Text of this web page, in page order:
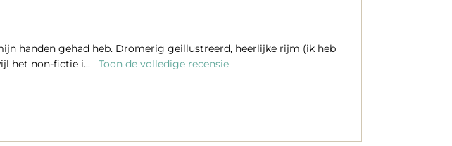
handen gehad heb. Dromerig geillustreerd, heerlijke rijm (ik heb
het non-fictie i...
Toon de volledige recensie